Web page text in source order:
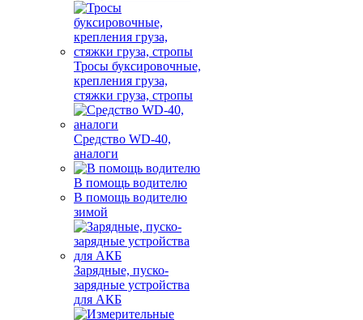
Тросы буксировочные,
крепления груза,
стяжки груза, стропы
Средство WD-40,
аналоги
В помощь водителю
В помощь водителю
зимой
Зарядные, пуско-
зарядные устройства
для АКБ